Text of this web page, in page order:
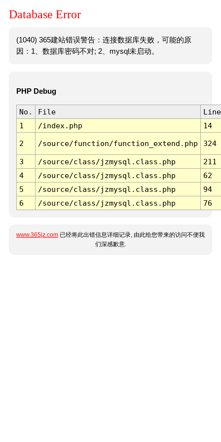
Database Error
(1040) 365建站错误警告：连接数据库失败，可能的原
因：1、数据库密码不对; 2、mysql未启动。
PHP Debug
No. File
Line
1
/index.php 14
2 /source/function/function_extend.php 324
3 /source/class/jzmysql.class.php
211
4
/source/class/jzmysql.class.php
62
5
/source/class/jzmysql.class.php
94
6
/source/class/jzmysql.class.php 76
www.365jz.com 已经将此出错信息详细记录, 由此给您带来的访问不便我
们深感歉意.